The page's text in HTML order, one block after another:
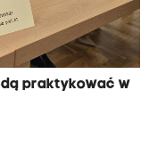
praktykować w